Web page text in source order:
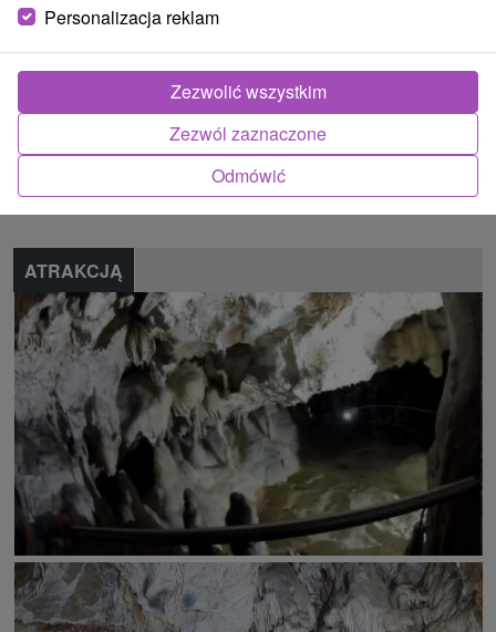
Region turystyczny
Banskobystrický kraj
Znalazłeś błąd lub chcesz polecić nam nową atrakcję
Zgłoś błąd
ATRAKCJĄ
Personalizacja reklam
Odmówić
Zezwól zaznaczone
Zezwolić wszystkim